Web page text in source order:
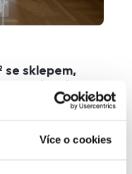
Více o cookies
se sklepem,